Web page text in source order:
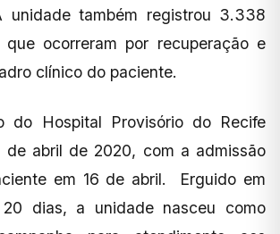
unidade também registrou 3.338
que ocorreram por recuperação e
clínico do paciente.
do Hospital Provisório do Recife
de abril de 2020, com a admissão
em 16 de abril. Erguido em
dias, a unidade nasceu como